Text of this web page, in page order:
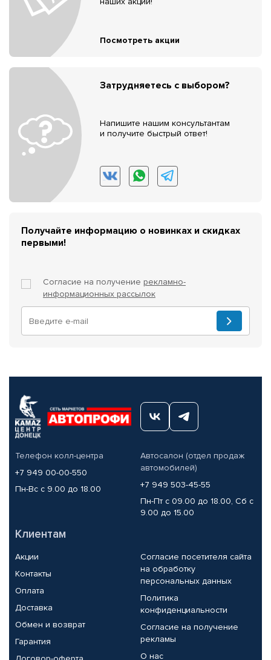
Посмотреть акции
Затрудняетесь с выбором?
Напишите нашим консультантам
и получите быстрый ответ!
Получайте информацию о новинках и скидках
первыми!
Согласие на получение рекламно-
информационных рассылок
Телефон колл-центра
+7 949 00-00-550
Пн-Вс с 9.00 до 18.00
Автосалон (отдел продаж
автомобилей)
+7 949 503-45-55
Пн-Пт с 09.00 до 18.00, Сб с
9.00 до 15.00
Клиентам
Акции
Контакты
Оплата
Доставка
Обмен и возврат
Гарантия
Согласие посетителя сайта
на обработку
персональных данных
Политика
конфиденциальности
Согласие на получение
рекламы
О нас